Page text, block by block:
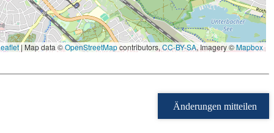
| Map data ©OpenStreetMapcontributors,CC-BY-SA, Imagery ©Mapbox
Änderungen mitteilen